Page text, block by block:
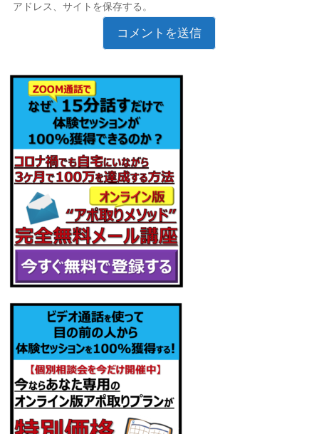
アドレス、サイトを保存する。